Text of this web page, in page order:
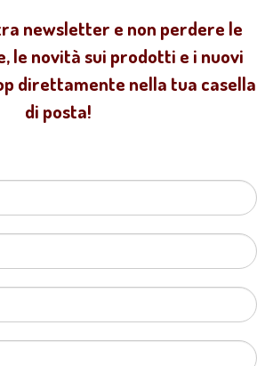
newsletter e non perdere le
le novità sui prodotti e i nuovi
direttamente nella tua casella
di posta!